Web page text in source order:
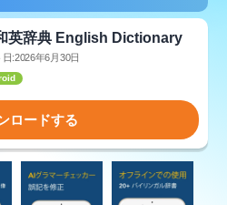
英辞典 English Dictionary
:2026年6月30日
ロードする